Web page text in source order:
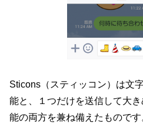
Sticons（スティッコン）は文
能と、１つだけを送信して大
能の両方を兼ね備えたものです